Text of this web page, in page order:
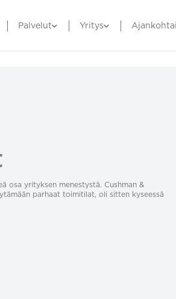
Palvelut Yritys
osa yrityksen menestystä. Cushman &
parhaat toimitilat, oli sitten kyseessä